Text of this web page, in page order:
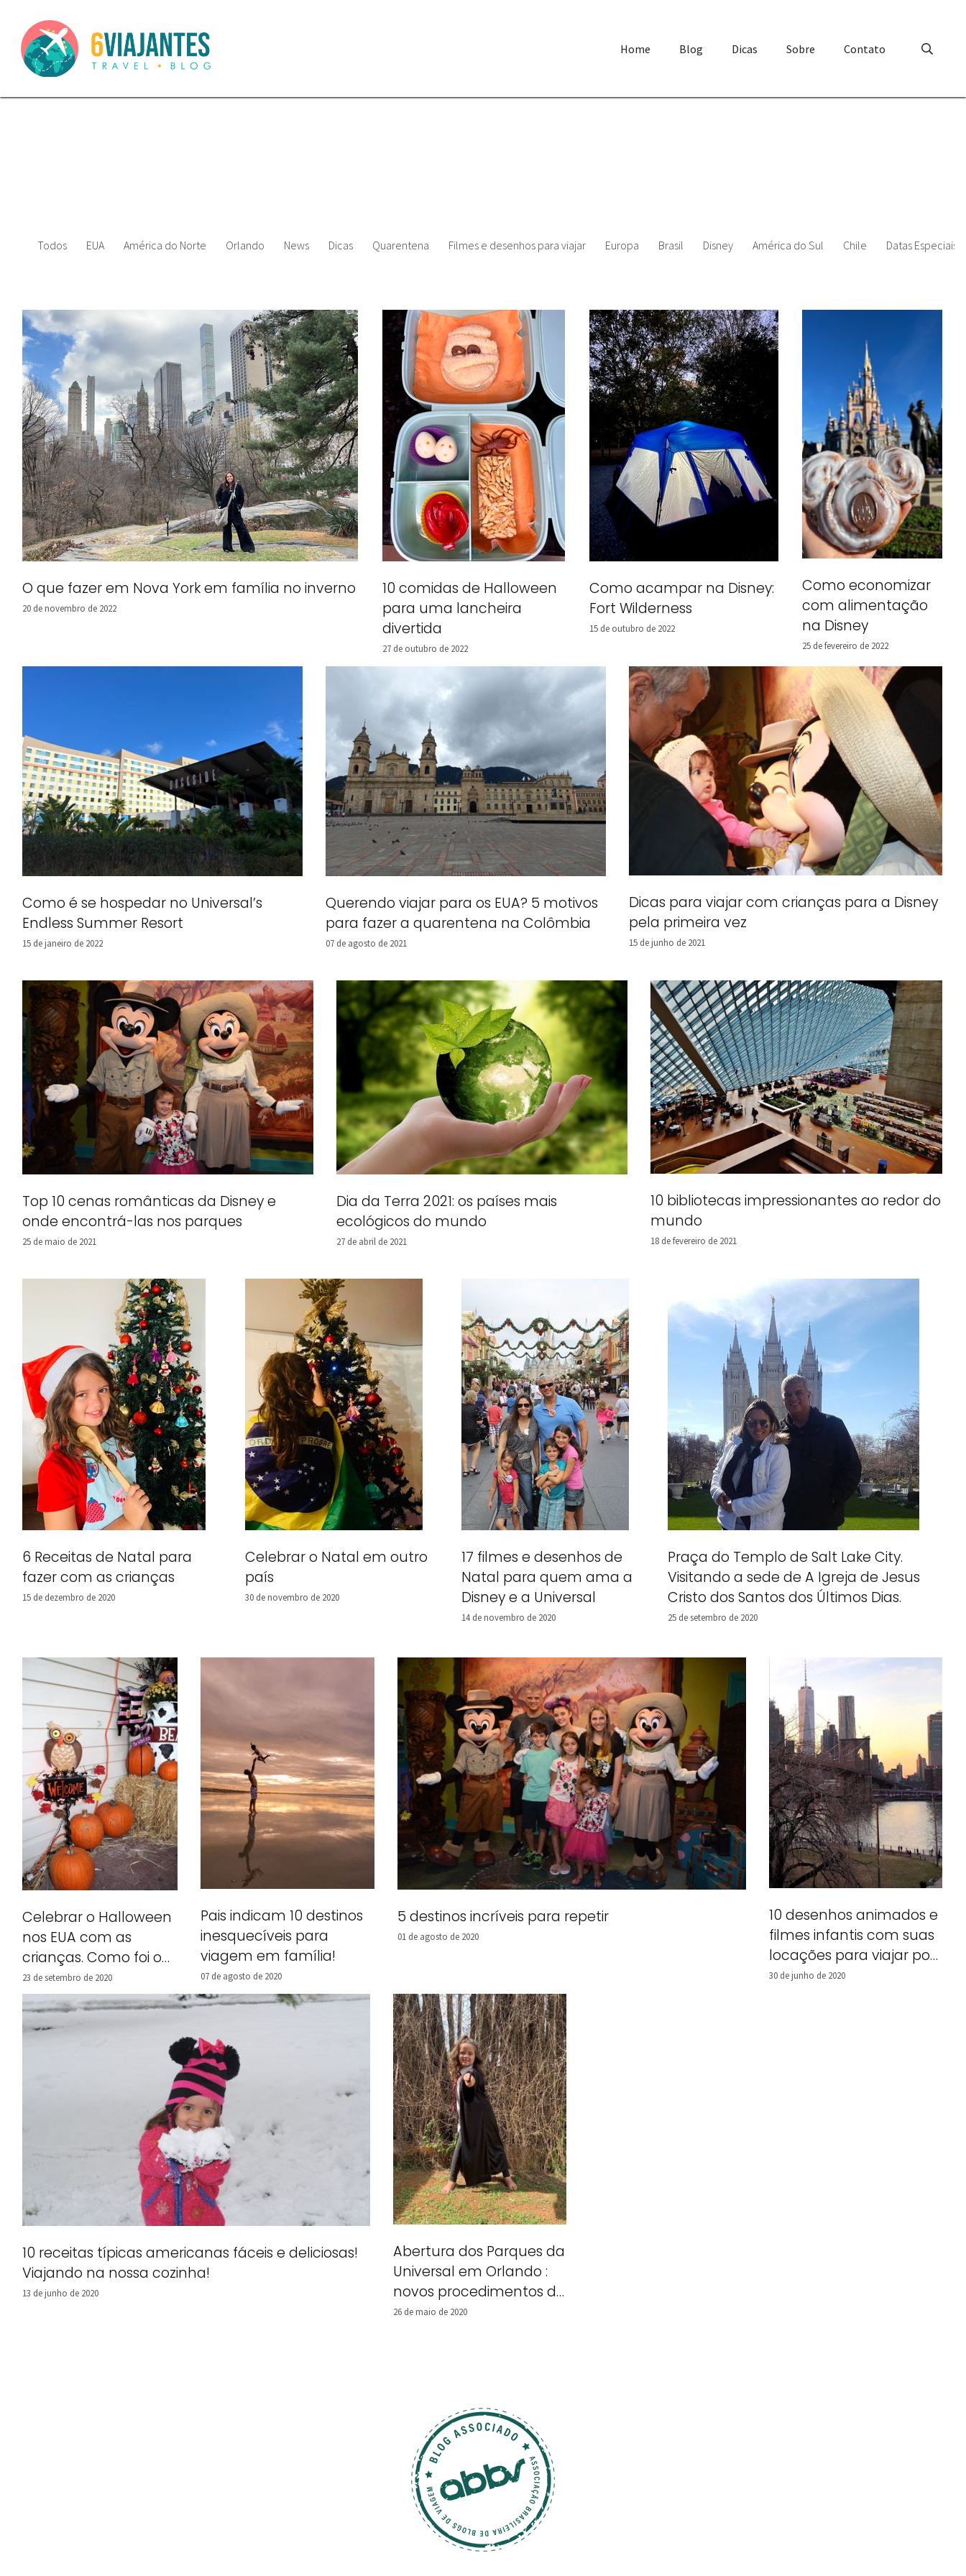
Home Blog Dicas Sobre Contato
Todos EUA América do Norte Orlando News Dicas Quarentena Filmes e desenhos para viajar Europa Brasil Disney América do Sul Chile Datas Especiais
O que fazer em Nova York em família no inverno
20 de novembro de 2022
10 comidas de Halloween
para uma lancheira
divertida
27 de outubro de 2022
Como acampar na Disney:
Fort Wilderness
15 de outubro de 2022
Como economizar
com alimentação
na Disney
25 de fevereiro de 2022
Como é se hospedar no Universal’s
Endless Summer Resort
15 de janeiro de 2022
Querendo viajar para os EUA? 5 motivos
para fazer a quarentena na Colômbia
07 de agosto de 2021
Dicas para viajar com crianças para a Disney
pela primeira vez
15 de junho de 2021
Top 10 cenas românticas da Disney e
onde encontrá-las nos parques
25 de maio de 2021
Dia da Terra 2021: os países mais
ecológicos do mundo
27 de abril de 2021
10 bibliotecas impressionantes ao redor do
mundo
18 de fevereiro de 2021
6 Receitas de Natal para
fazer com as crianças
15 de dezembro de 2020
Celebrar o Natal em outro
país
30 de novembro de 2020
17 filmes e desenhos de
Natal para quem ama a
Disney e a Universal
14 de novembro de 2020
Praça do Templo de Salt Lake City.
Visitando a sede de A Igreja de Jesus
Cristo dos Santos dos Últimos Dias.
25 de setembro de 2020
Celebrar o Halloween
nos EUA com as
crianças. Como foi o
Trick or Treats!
23 de setembro de 2020
Pais indicam 10 destinos
inesquecíveis para
viagem em família!
07 de agosto de 2020
5 destinos incríveis para repetir
01 de agosto de 2020
10 desenhos animados e
filmes infantis com suas
locações para viajar por
Nova York!
30 de junho de 2020
10 receitas típicas americanas fáceis e deliciosas!
Viajando na nossa cozinha!
13 de junho de 2020
Abertura dos Parques da
Universal em Orlando :
novos procedimentos de
segurança
26 de maio de 2020